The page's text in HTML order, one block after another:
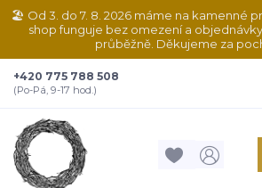
🏖️ Od 3. do 7. 8. 2026 máme na kamenné
shop funguje bez omezení a
průběžně. Děkujeme za
+420 775 788 508
(Po-Pá, 9-17 hod.)